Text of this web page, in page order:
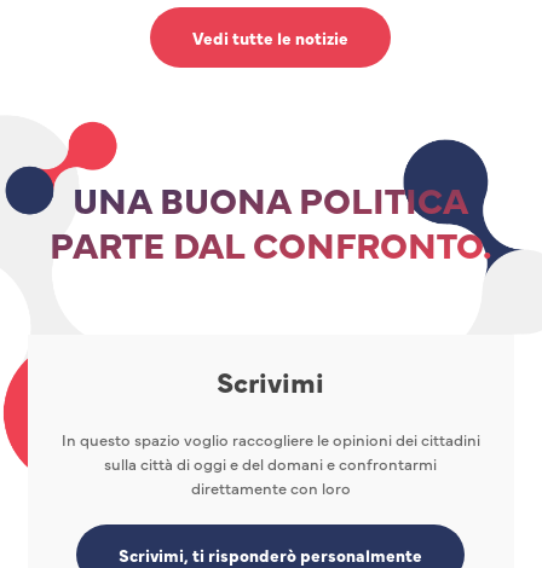
Vedi tutte le notizie
UNA BUONA POLITICA
PARTE DAL CONFRONTO.
Scrivimi
In questo spazio voglio raccogliere le opinioni dei cittadini
sulla città di oggi e del domani e confrontarmi
direttamente con loro
Scrivimi, ti risponderò personalmente